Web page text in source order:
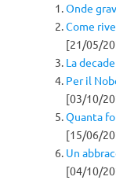
Onde
Come
[21/05/
La
Per il
[03/10/
Quanta
[15/06/
Un
[04/10/